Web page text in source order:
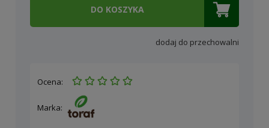
DO KOSZYKA
dodaj do przechowalni
Ocena:
Marka: